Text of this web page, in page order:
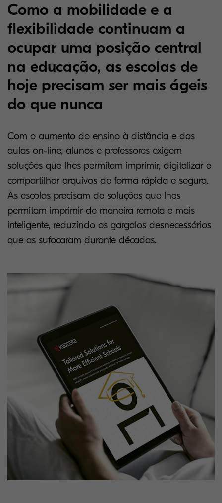
Como a mobilidade e a
flexibilidade continuam a
ocupar uma posição central
na educação, as escolas de
hoje precisam ser mais ágeis
do que nunca
Com o aumento do ensino à distância e das
aulas on-line, alunos e professores exigem
soluções que lhes permitam imprimir, digitalizar e
compartilhar arquivos de forma rápida e segura.
As escolas precisam de soluções que lhes
permitam imprimir de maneira remota e mais
inteligente, reduzindo os gargalos desnecessários
que as sufocaram durante décadas.